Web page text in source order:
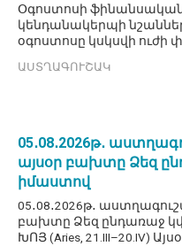
Օգոստոսի ֆինանսական
կենդանակերպի
օգոստոսը կսկսվի ուժի
ԱՍՏՂԱԳՈՒՇԱԿ
05․08․2026թ․
այսօր բախտը Ձեզ
իմաստով
05․08․2026թ․
բախտը Ձեզ ընդառաջ
ԽՈՅ (Aries, 21.III–20.IV)